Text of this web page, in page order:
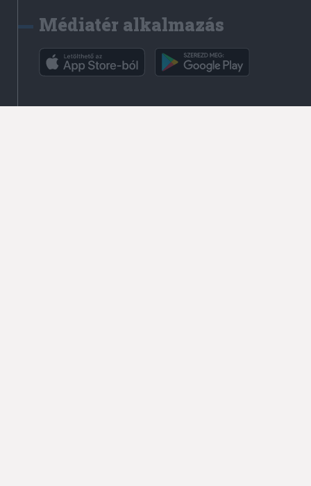
Médiatér alkalmazás